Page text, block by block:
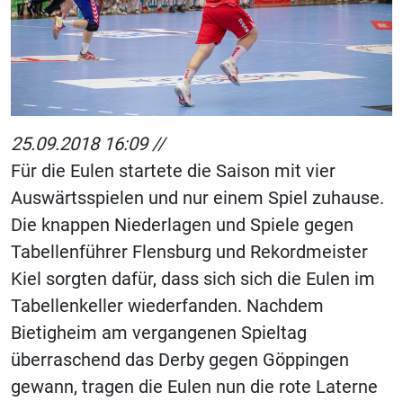
25.09.2018 16:09 //
Für die Eulen startete die Saison mit vier
Auswärtsspielen und nur einem Spiel zuhause.
Die knappen Niederlagen und Spiele gegen
Tabellenführer Flensburg und Rekordmeister
Kiel sorgten dafür, dass sich sich die Eulen im
Tabellenkeller wiederfanden. Nachdem
Bietigheim am vergangenen Spieltag
überraschend das Derby gegen Göppingen
gewann, tragen die Eulen nun die rote Laterne